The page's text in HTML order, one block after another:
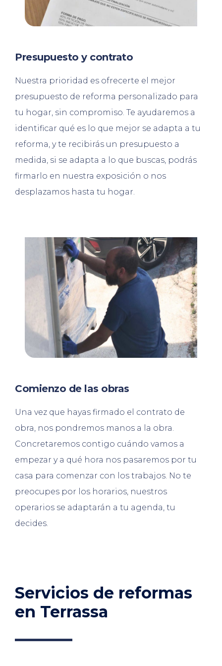
Presupuesto y contrato
Nuestra prioridad es ofrecerte el mejor
presupuesto de reforma personalizado para
tu hogar, sin compromiso. Te ayudaremos a
identificar qué es lo que mejor se adapta a tu
reforma, y te recibirás un presupuesto a
medida, si se adapta a lo que buscas, podrás
firmarlo en nuestra exposición o nos
desplazamos hasta tu hogar.
Comienzo de las obras
Una vez que hayas firmado el contrato de
obra, nos pondremos manos a la obra.
Concretaremos contigo cuándo vamos a
empezar y a qué hora nos pasaremos por tu
casa para comenzar con los trabajos. No te
preocupes por los horarios, nuestros
operarios se adaptarán a tu agenda, tu
decides.
Servicios de reformas
en Terrassa